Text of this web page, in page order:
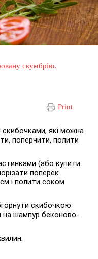
скумбрію.
Print
які можна
поперчити, полити
(або купити
поперек
і полити соком
скибочкою
на шампур беконово-